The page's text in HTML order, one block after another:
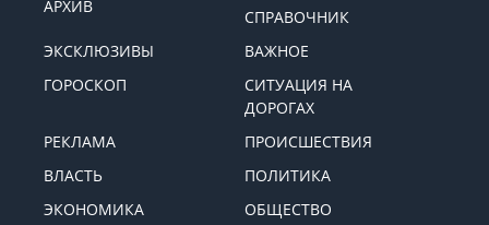
АРХИВ
СПРАВОЧНИК
ЭКСКЛЮЗИВЫ
ВАЖНОЕ
ГОРОСКОП
СИТУАЦИЯ НА
ДОРОГАХ
РЕКЛАМА
ПРОИСШЕСТВИЯ
ВЛАСТЬ
ПОЛИТИКА
ЭКОНОМИКА
ОБЩЕСТВО